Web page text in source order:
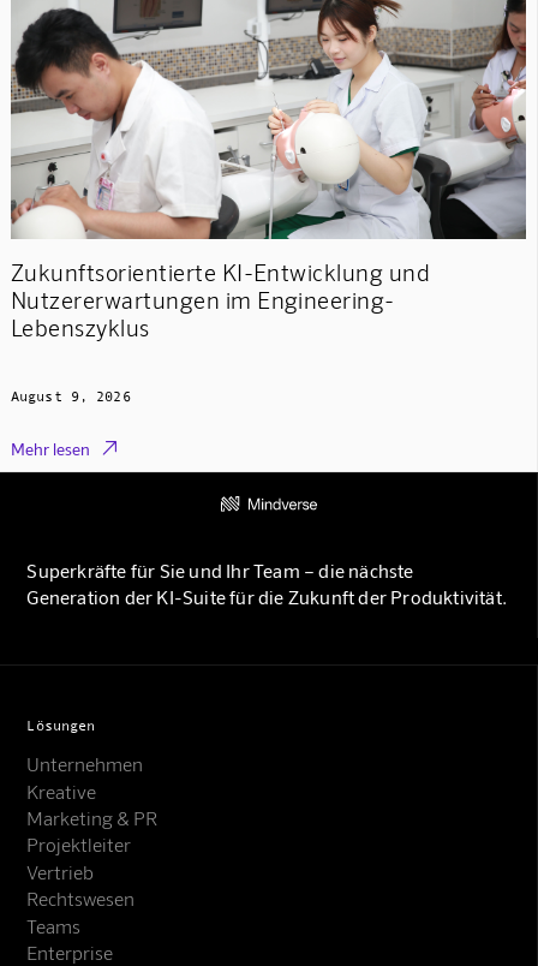
Zukunftsorientierte KI-Entwicklung und
Nutzererwartungen im Engineering-
Lebenszyklus
August 9, 2026
Mehr lesen 
Superkräfte für Sie und Ihr Team – die nächste
Generation der KI-Suite für die Zukunft der Produktivität.
Lösungen
Unternehmen
Kreative
Marketing & PR
Projektleiter
Vertrieb
Rechtswesen
Teams
Enterprise